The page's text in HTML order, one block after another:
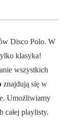
Disco Polo. W
klasyka!
wszystkich
znajdują się w
Umożliwiamy
całej playlisty.